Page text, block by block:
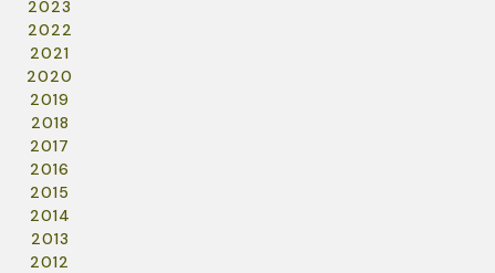
2023
2022
2021
2020
2019
2018
2017
2016
2015
2014
2013
2012